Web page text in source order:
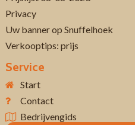
Privacy
Uw banner op Snuffelhoek
Verkooptips: prijs
Service
Start
Contact
Bedrijvengids